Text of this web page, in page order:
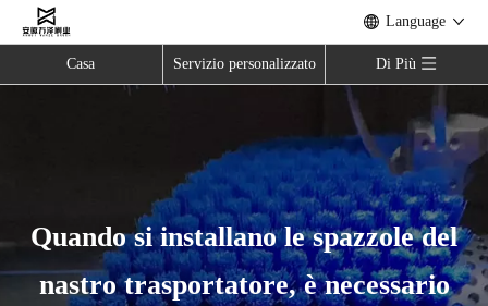
Language
Casa Servizio personalizzato Di Più
Quando si installano le spazzole del
nastro trasportatore, è necessario